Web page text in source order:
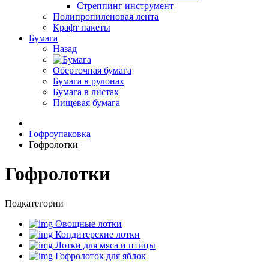
Стреппинг инструмент
Полипропиленовая лента
Крафт пакеты
Бумага
Назад
Оберточная бумага
Бумага в рулонах
Бумага в листах
Пищевая бумага
Гофроупаковка
Гофролотки
Гофролотки
Подкатегории
Овощные лотки
Кондитерские лотки
Лотки для мяса и птицы
Гофролоток для яблок